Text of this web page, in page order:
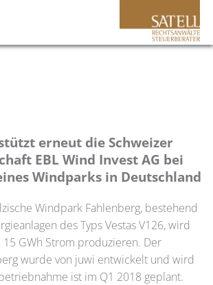
erneut die Schweizer
EBL Wind Invest AG bei
Windparks in Deutschland
Windpark Fahlenberg, bestehend
des Typs Vestas V126, wird
15 GWh Strom produzieren. Der
wurde von juwi entwickelt und wird
ist im Q1 2018 geplant.